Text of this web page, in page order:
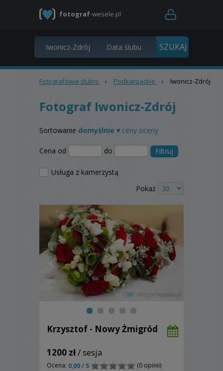
fotograf-wesele.pl
Fotografowie ślubni › Podkarpackie › Iwonicz-Zdrój
Fotograf Iwonicz-Zdrój
Sortowanie domyślnie ▾ ceny oceny
Cena od do Filtruj
Usługa z kamerzystą
Pokaż
Krzysztof - Nowy Żmigród
1200 zł/ sesja
Ocena: 0,00 / 5
(0 opinii)